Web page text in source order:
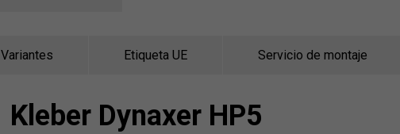
Variantes Etiqueta UE Servicio de montaje
Kleber Dynaxer HP5